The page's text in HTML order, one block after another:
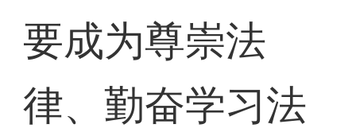
要成为尊崇法
律、勤奋学习法